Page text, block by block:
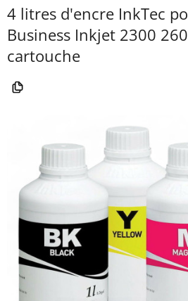
4 litres d'encre InkTec
Business Inkjet 2300
cartouche